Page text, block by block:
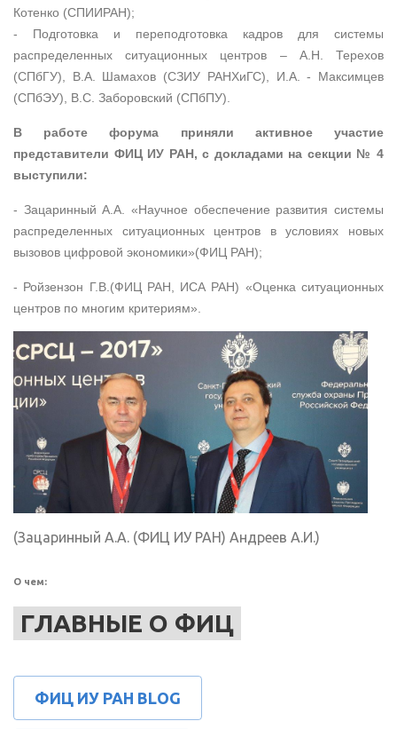
Котенко (СПИИРАН);
- Подготовка и переподготовка кадров для системы
распределенных ситуационных центров – А.Н. Терехов
(СПбГУ), В.А. Шамахов (СЗИУ РАНХиГС), И.А. - Максимцев
(СПбЭУ), В.С. Заборовский (СПбПУ).
В работе форума приняли активное участие
представители ФИЦ ИУ РАН, с докладами на секции № 4
выступили:
- Зацаринный А.А. «Научное обеспечение развития системы
распределенных ситуационных центров в условиях новых
вызовов цифровой экономики»(ФИЦ РАН);
- Ройзензон Г.В.(ФИЦ РАН, ИСА РАН) «Оценка ситуационных
центров по многим критериям».
(Зацаринный А.А. (ФИЦ ИУ РАН) Андреев А.И.)
О чем:
ГЛАВНЫЕ О ФИЦ
ФИЦ ИУ РАН BLOG